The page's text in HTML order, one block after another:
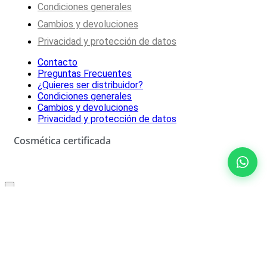
Condiciones generales
Cambios y devoluciones
Privacidad y protección de datos
Contacto
Preguntas Frecuentes
¿Quieres ser distribuidor?
Condiciones generales
Cambios y devoluciones
Privacidad y protección de datos
Cosmética certificada